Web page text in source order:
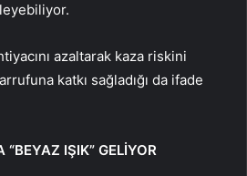
azaltarak kaza riskini
katkı sağladığı da ifade
IŞIK” GELİYOR